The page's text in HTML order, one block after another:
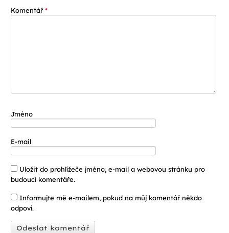
Komentář *
Jméno
E-mail
Uložit do prohlížeče jméno, e-mail a webovou stránku pro
budoucí komentáře.
Informujte mě e-mailem, pokud na můj komentář někdo
odpoví.